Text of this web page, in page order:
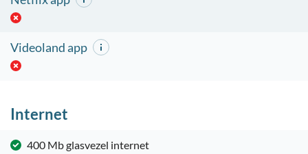
Videoland app
Internet
400 Mb glasvezel internet